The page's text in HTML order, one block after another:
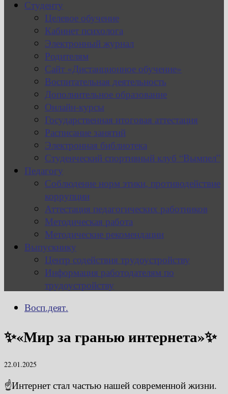
Студенту
Целевое обучение
Кабинет психолога
Электронный журнал
Родителям
Сайт «Дистанционное обучение»
Воспитательная деятельность
Дополнительное образование
Онлайн-курсы
Государственная итоговая аттестация
Расписание занятий
Электронная библиотека
Студенческий спортивный клуб “Вымпел”
Педагогу
Соблюдение норм этики, противодействие
коррупции
Аттестация педагогических работников
Методическая работа
Методические рекомендации
Выпускнику
Центр содействия трудоустройству
Информация работодателям по
трудоустройству
Восп.деят.
✨«Мир за гранью интернета»✨
22.01.2025
☝️Интернет стал частью нашей современной жизни.